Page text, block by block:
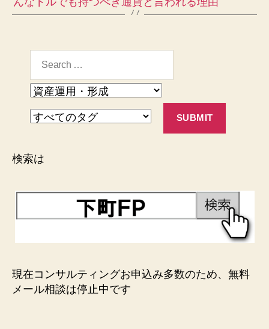
検索は
現在コンサルティングお申込み多数のため、無料
メール相談は停止中です